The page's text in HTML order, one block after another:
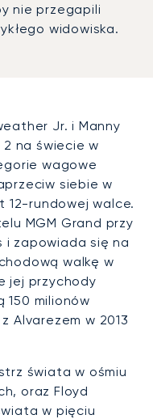
nie przegapili
widowiska.
Jr. i Manny
2 na świecie w
wagowe
siebie w
12-rundowej walce.
MGM Grand przy
i zapowiada się na
walkę w
jej przychody
milionów
Alvarezem w 2013
świata w ośmiu
oraz Floyd
w pięciu